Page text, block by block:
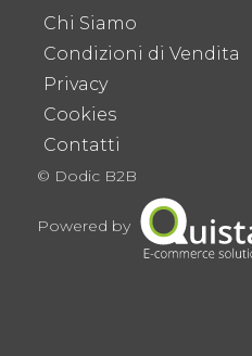
Chi Siamo
Condizioni di Vendita
Privacy
Cookies
Contatti
© Dodic B2B
Powered by